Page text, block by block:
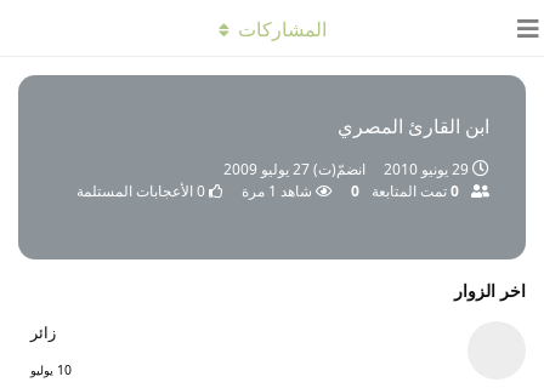
ابن القارئ المصري
29 يونيو 2010 انضمّ(ت)27 يوليو 2009
0تمت المتابعة 0 شاهد 1 مرة 0 الأعجابات المستلمة
المشاركات
اخر الزوار
زائر
10 يوليو